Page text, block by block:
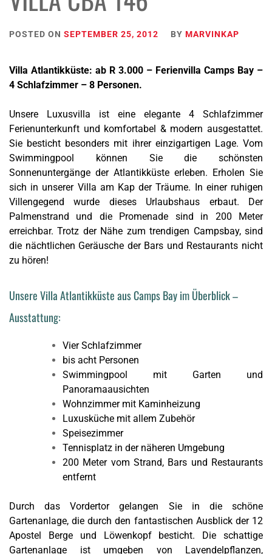
POSTED ON SEPTEMBER 25, 2012 BY MARVINKAP
Villa Atlantikküste: ab R 3.000 – Ferienvilla Camps Bay –
4 Schlafzimmer – 8 Personen.
Unsere Luxusvilla ist eine elegante 4 Schlafzimmer
Ferienunterkunft und komfortabel & modern ausgestattet.
Sie besticht besonders mit ihrer einzigartigen Lage. Vom
Swimmingpool können Sie die schönsten
Sonnenuntergänge der Atlantikküste erleben. Erholen Sie
sich in unserer Villa am Kap der Träume. In einer ruhigen
Villengegend wurde dieses Urlaubshaus erbaut. Der
Palmenstrand und die Promenade sind in 200 Meter
erreichbar. Trotz der Nähe zum trendigen Campsbay, sind
die nächtlichen Geräusche der Bars und Restaurants nicht
zu hören!
Unsere Villa Atlantikküste aus Camps Bay im Überblick –
Ausstattung:
Vier Schlafzimmer
bis acht Personen
Swimmingpool mit Garten und
Panoramaausichten
Wohnzimmer mit Kaminheizung
Luxusküche mit allem Zubehör
Speisezimmer
Tennisplatz in der näheren Umgebung
200 Meter vom Strand, Bars und Restaurants
entfernt
Durch das Vordertor gelangen Sie in die schöne
Gartenanlage, die durch den fantastischen Ausblick der 12
Apostel Berge und Löwenkopf besticht. Die schattige
Gartenanlage ist umgeben von Lavendelpflanzen,